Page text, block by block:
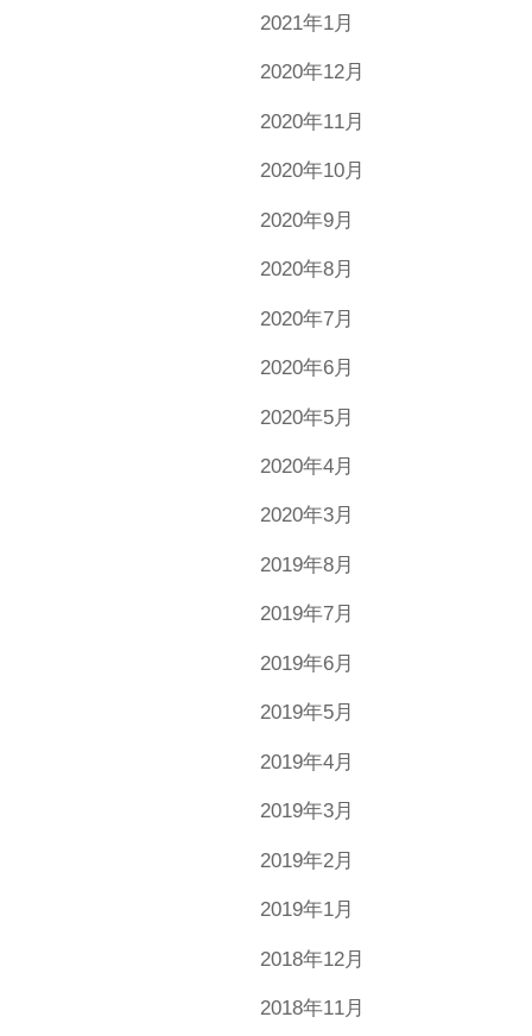
2021年1月
2020年12月
2020年11月
2020年10月
2020年9月
2020年8月
2020年7月
2020年6月
2020年5月
2020年4月
2020年3月
2019年8月
2019年7月
2019年6月
2019年5月
2019年4月
2019年3月
2019年2月
2019年1月
2018年12月
2018年11月